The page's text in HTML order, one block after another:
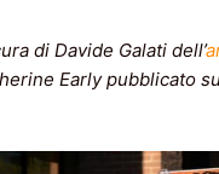
di Davide Galati dell’
Early pubblicato